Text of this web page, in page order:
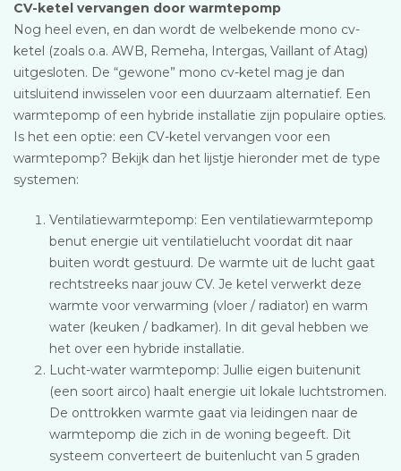
CV-ketel vervangen door warmtepomp
Nog heel even, en dan wordt de welbekende mono cv-
ketel (zoals o.a. AWB, Remeha, Intergas, Vaillant of Atag)
uitgesloten. De “gewone” mono cv-ketel mag je dan
uitsluitend inwisselen voor een duurzaam alternatief. Een
warmtepomp of een hybride installatie zijn populaire opties.
Is het een optie: een CV-ketel vervangen voor een
warmtepomp? Bekijk dan het lijstje hieronder met de type
systemen:
Ventilatiewarmtepomp: Een ventilatiewarmtepomp
benut energie uit ventilatielucht voordat dit naar
buiten wordt gestuurd. De warmte uit de lucht gaat
rechtstreeks naar jouw CV. Je ketel verwerkt deze
warmte voor verwarming (vloer / radiator) en warm
water (keuken / badkamer). In dit geval hebben we
het over een hybride installatie.
Lucht-water warmtepomp: Jullie eigen buitenunit
(een soort airco) haalt energie uit lokale luchtstromen.
De onttrokken warmte gaat via leidingen naar de
warmtepomp die zich in de woning begeeft. Dit
systeem converteert de buitenlucht van 5 graden